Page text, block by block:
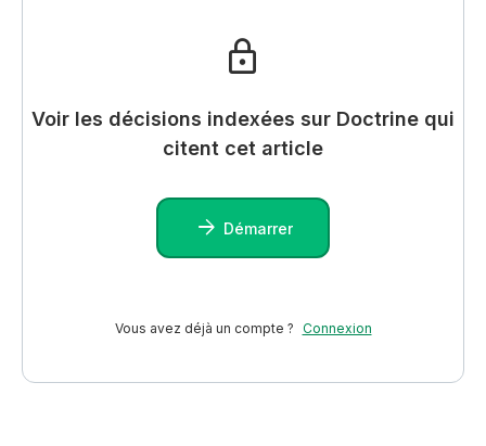
Voir les décisions indexées sur Doctrine qui
citent cet article
Démarrer
Vous avez déjà un compte ? Connexion